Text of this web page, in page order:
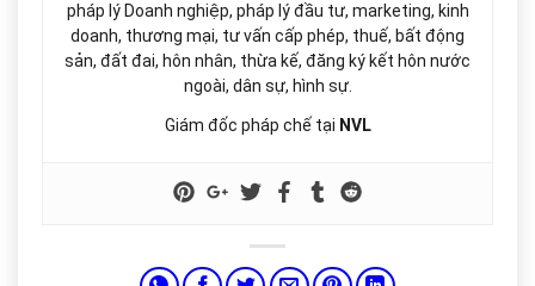
pháp lý Doanh nghiệp, pháp lý đầu tư, marketing, kinh
doanh, thương mại, tư vấn cấp phép, thuế, bất động
sản, đất đai, hôn nhân, thừa kế, đăng ký kết hôn nước
ngoài, dân sự, hình sự.
Giám đốc pháp chế tại NVL